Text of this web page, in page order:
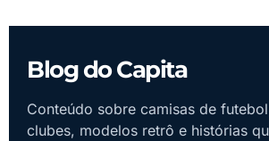
Blog do Capita
Conteúdo sobre camisas de
clubes, modelos retrô e histórias